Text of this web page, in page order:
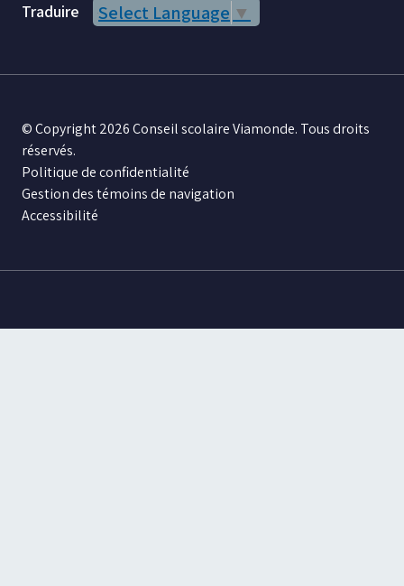
Traduire Select Language ▼
© Copyright 2026 Conseil scolaire Viamonde. Tous droits
réservés.
Politique de confidentialité
Gestion des témoins de navigation
Accessibilité